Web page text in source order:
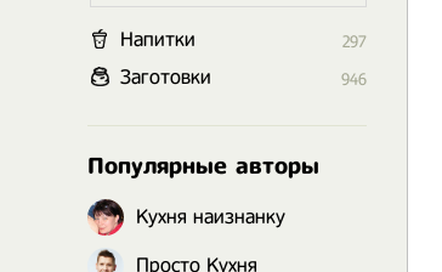
Напитки 297
Заготовки 946
Популярные авторы
Кухня наизнанку
Просто Кухня